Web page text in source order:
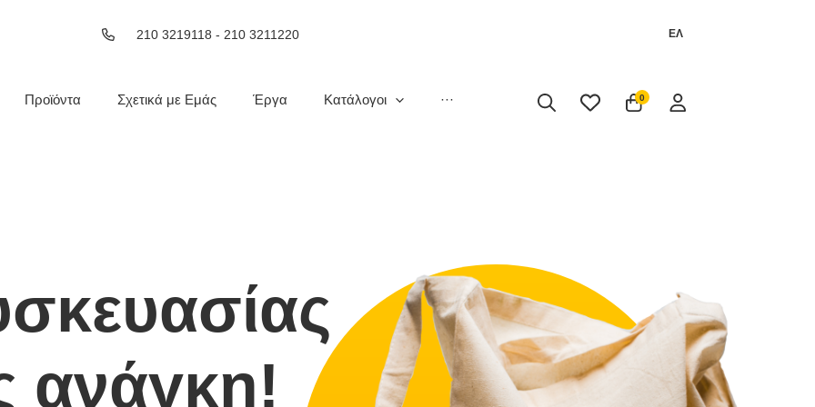
210 3219118 - 210 3211220 ΕΛ
Προϊόντα Σχετικά με Εμάς Έργα Κατάλογοι ··· 0
ανάγκη!